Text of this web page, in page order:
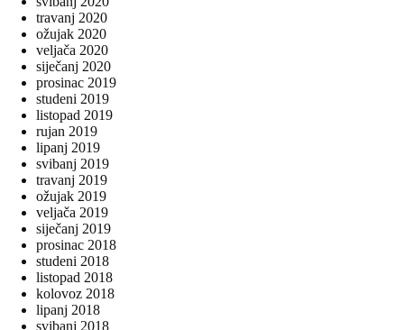
travanj 2020
ožujak 2020
veljača 2020
siječanj 2020
prosinac 2019
studeni 2019
listopad 2019
rujan 2019
lipanj 2019
svibanj 2019
travanj 2019
ožujak 2019
veljača 2019
siječanj 2019
prosinac 2018
studeni 2018
listopad 2018
kolovoz 2018
lipanj 2018
svibanj 2018